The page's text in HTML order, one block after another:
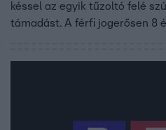
késsel az egyik tűzoltó felé
támadást. A férfi jogerősen 8